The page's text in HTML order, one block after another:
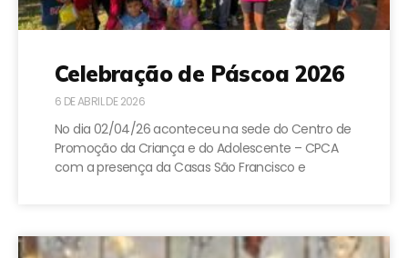
Celebração de Páscoa 2026
6 DE ABRIL DE 2026
No dia 02/04/26 aconteceu na sede do Centro de
Promoção da Criança e do Adolescente – CPCA
com a presença da Casas São Francisco e